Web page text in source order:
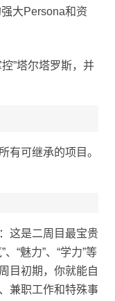
大Persona和资
”塔尔塔罗斯，并
有可继承的项目。
：这是二周目最宝贵
“魅力”、“学力”等
目初期，你就能自
兼职工作和特殊事